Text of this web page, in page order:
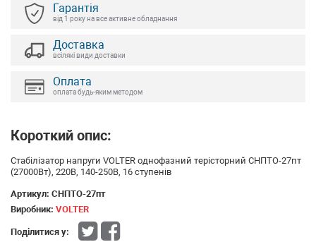
Гарантія
від 1 року на все активне обладнання
Доставка
всілякі види доставки
Оплата
оплата будь-яким методом
Короткий опис:
Стабілізатор напруги VOLTER однофазний терісторний СНПТО-27пт
(27000Вт), 220В, 140-250В, 16 ступенів
Артикул: СНПТО-27пт
Виробник: VOLTER
Поділитися у: